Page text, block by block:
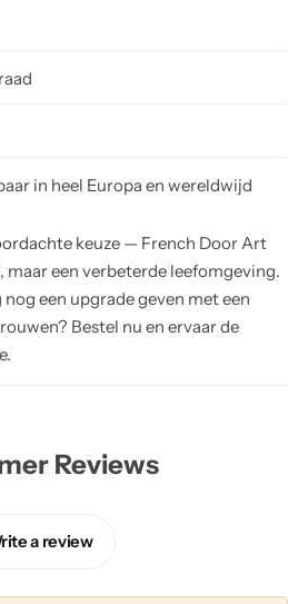
in heel Europa en wereldwijd
keuze — French Door Art
maar een verbeterde leefomgeving.
een upgrade geven met een
Bestel nu en ervaar de
Reviews
a review